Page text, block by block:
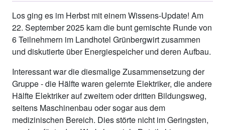
Los ging es im Herbst mit einem Wissens-Update! Am
22. September 2025 kam die bunt gemischte Runde von
6 Teilnehmern im Landhotel Grünbergwirt zusammen
und diskutierte über Energiespeicher und deren Aufbau.
Interessant war die diesmalige Zusammensetzung der
Gruppe - die Hälfte waren gelernte Elektriker, die andere
Hälfte Elektriker auf zweitem oder dritten Bildungsweg,
seitens Maschinenbau oder sogar aus dem
medizinischen Bereich. Dies störte nicht im Geringsten,